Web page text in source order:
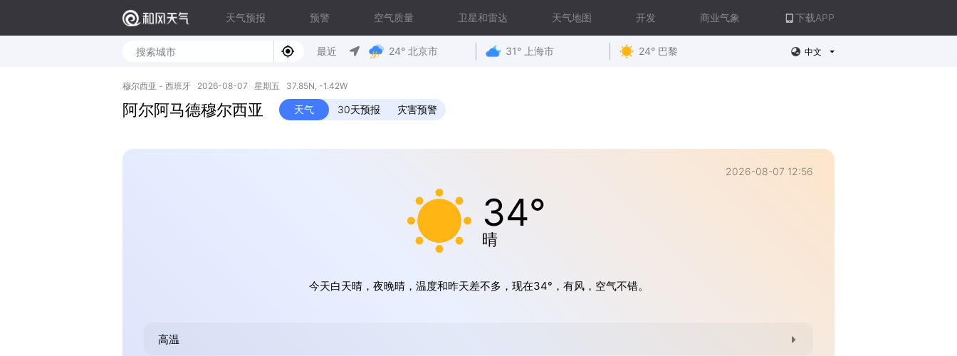
天气预报 预警 空气质量 卫星和雷达 天气地图 开发 商业气象 下载APP
最近 24° 北京市 31° 上海市 24° 巴黎 中文
穆尔西亚 - 西班牙 2026-08-07 星期五 37.85N, -1.42W
阿尔阿马德穆尔西亚 天气 30天预报 灾害预警
2026-08-07 12:56
34°
晴
今天白天晴，夜晚晴，温度和昨天差不多，现在34°，有风，空气不错。
高温